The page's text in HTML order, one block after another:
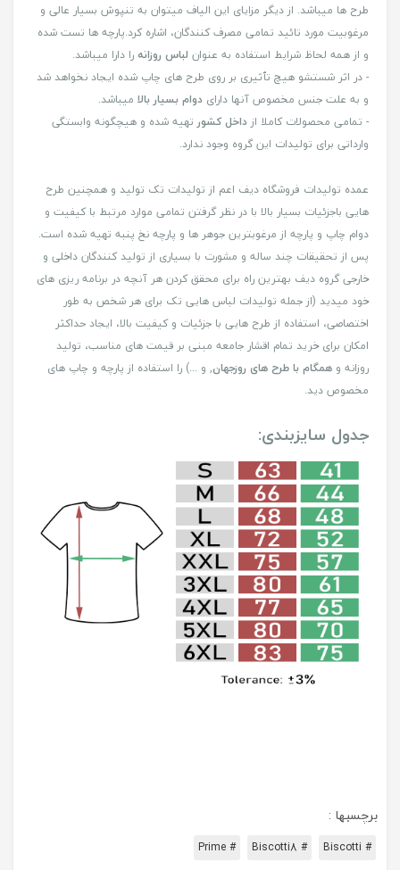
طرح ها میباشد. از دیگر مزایای این الیاف میتوان به تنپوش بسیار عالی و
مرغوبیت مورد تائید تمامی مصرف کنندگان، اشاره کرد.پارچه ها تست شده
و از همه لحاظ شرایط استفاده به عنوان لباس روزانهرا دارا میباشد.
- در اثر شستشو هیچ تٱثیری بر روی طرح های چاپ شده ایجاد نخواهد شد
و به علت جنس مخصوص آنها دارای دوام بسیار بالا میباشد.
- تمامی محصولات کاملا از داخل کشور تهیه شده و هیچگونه وابستگی
وارداتی برای تولیدات این گروه وجود ندارد.
عمده تولیدات فروشگاه دیف اعم از تولیدات تک تولید و همچنین طرح
هایی باجزئیات بسیار بالا با در نظر گرفتن تمامی موارد مرتبط با کیفیت و
دوام چاپ و پارچه از مرغوبترین جوهر ها و پارچه نخ پنبه تهیه شده است.
پس از تحقیقات چند ساله و مشورت با بسیاری از تولید کنندگان داخلی و
خارجی گروه دیف بهترین راه برای محقق کردن هر آنچه در برنامه ریزی های
خود میدید (از جمله تولیدات لباس هایی تک برای هر شخص به طور
اختصاصی، استفاده از طرح هایی با جزئیات و کیفیت بالا، ایجاد حداکثر
امکان برای خرید تمام اقشار جامعه مبنی بر قیمت های مناسب، تولید
روزانه و همگام با طرح های روزجهان, و ...) را استفاده از پارچه و چاپ های
مخصوص دید.
جدول سایزبندی:
برچسبها :
# Biscotti
# Biscotti8
# Prime